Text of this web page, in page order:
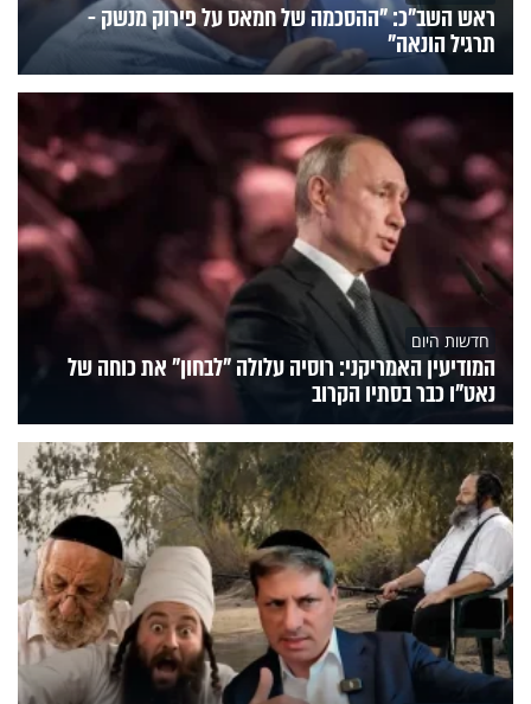
ראש השב"כ: "ההסכמה של חמאס על פירוק מנשק -
תרגיל הונאה"
חדשות היום
המודיעין האמריקני: רוסיה עלולה "לבחון" את כוחה של
נאט"ו כבר בסתיו הקרוב